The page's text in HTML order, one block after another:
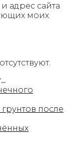
адрес сайта
моих
после